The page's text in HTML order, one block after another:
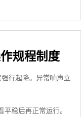
规程制度
行起降。异常响声立
稳后再正常运行。